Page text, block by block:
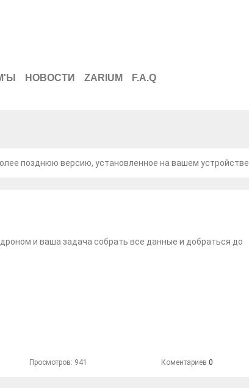
НОВОСТИ ZARIUM F.A.Q
позднюю версию, установленное на вашем устройстве
и ваша задача собрать все данные и добраться до
Просмотров: 941 Коментариев 0